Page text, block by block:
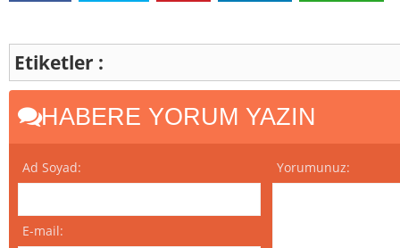
Etiketler :
HABERE YORUM YAZIN
Ad Soyad:
E-mail:
Yorumunuz: